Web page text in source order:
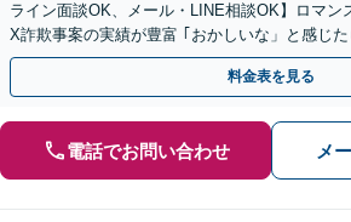
ライン面談OK、メール・LINE相談OK】ロマン
X詐欺事案の実績が豊富 ｢おかしいな」と感じ
さい。
料金表を見る
電話でお問い合わせ メ